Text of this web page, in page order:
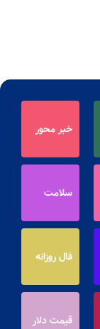
خبر محور
سلامت
فال روزانه
قیمت دلار